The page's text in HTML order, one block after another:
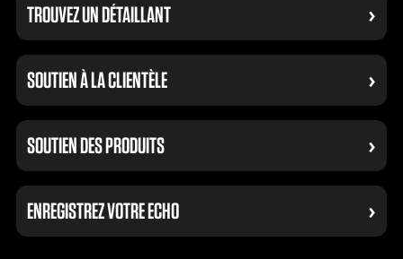
TROUVEZ UN DÉTAILLANT
SOUTIEN À LA CLIENTÈLE
SOUTIEN DES PRODUITS
ENREGISTREZ VOTRE ECHO